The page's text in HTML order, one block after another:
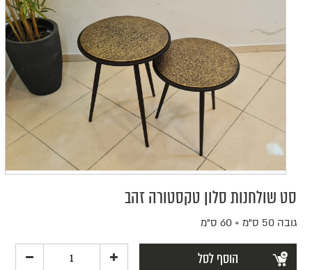
סט שולחנות סלון טקסטורה זהב
גובה 50 ס"מ + 60 ס"מ
הוסף לסל